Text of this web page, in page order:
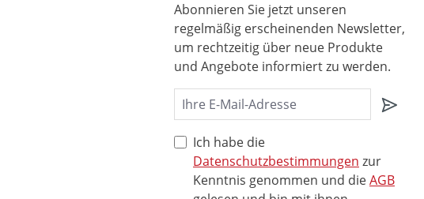
Abonnieren Sie jetzt unseren
regelmäßig erscheinenden Newsletter,
um rechtzeitig über neue Produkte
und Angebote informiert zu werden.
Ich habe die
Datenschutzbestimmungen zur
Kenntnis genommen und dieAGB